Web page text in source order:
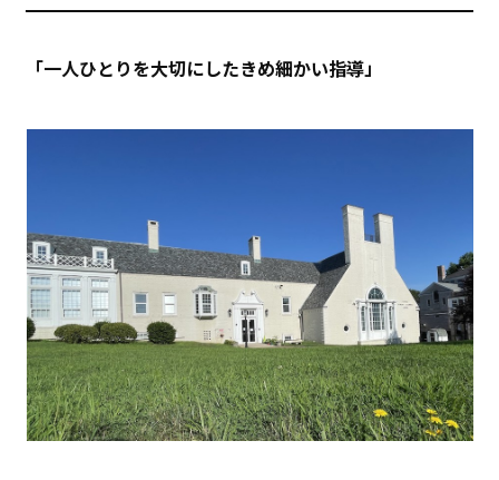
「一人ひとりを大切にしたきめ細かい指導」